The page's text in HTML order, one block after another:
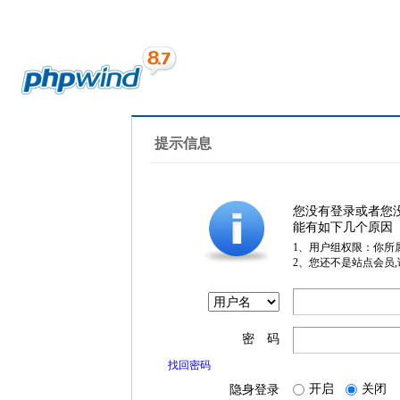
提示信息
您没有登录或者您
能有如下几个原因
1、用户组权限：你所
2、您还不是站点会员
密 码
找回密码
隐身登录 开启 关闭